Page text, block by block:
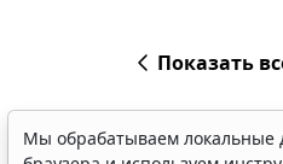
Показать
Мы обрабатываем локальные